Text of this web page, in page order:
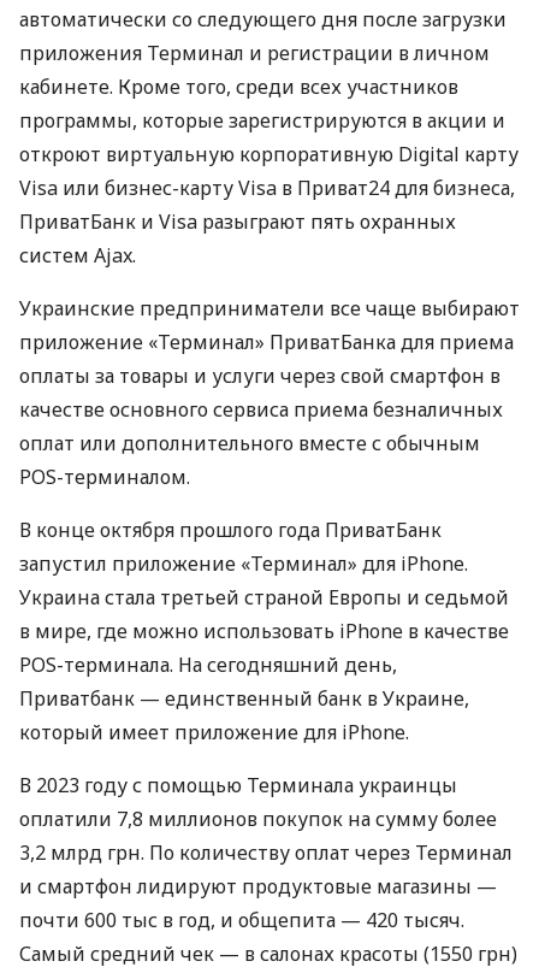
автоматически со следующего дня после загрузки
приложения Терминал и регистрации в личном
кабинете. Кроме того, среди всех участников
программы, которые зарегистрируются в акции и
откроют виртуальную корпоративную Digital карту
Visa или бизнес-карту Visa в Приват24 для бизнеса,
ПриватБанк и Visa разыграют пять охранных
систем Ajax.
Украинские предприниматели все чаще выбирают
приложение «Терминал» ПриватБанка для приема
оплаты за товары и услуги через свой смартфон в
качестве основного сервиса приема безналичных
оплат или дополнительного вместе с обычным
POS-терминалом.
В конце октября прошлого года ПриватБанк
запустил приложение «Терминал» для iPhone.
Украина стала третьей страной Европы и седьмой
в мире, где можно использовать iPhone в качестве
POS-терминала. На сегодняшний день,
Приватбанк — единственный банк в Украине,
который имеет приложение для iPhone.
В 2023 году с помощью Терминала украинцы
оплатили 7,8 миллионов покупок на сумму более
3,2 млрд грн. По количеству оплат через Терминал
и смартфон лидируют продуктовые магазины —
почти 600 тыс в год, и общепита — 420 тысяч.
Самый средний чек — в салонах красоты (1550 грн)